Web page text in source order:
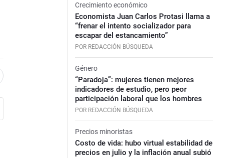
Crecimiento económico
Economista Juan Carlos Protasi llama a
“frenar el intento socializador para
escapar del estancamiento”
POR REDACCIÓN BÚSQUEDA
Género
“Paradoja”: mujeres tienen mejores
indicadores de estudio, pero peor
participación laboral que los hombres
POR REDACCIÓN BÚSQUEDA
Precios minoristas
Costo de vida: hubo virtual estabilidad de
precios en julio y la inflación anual subió